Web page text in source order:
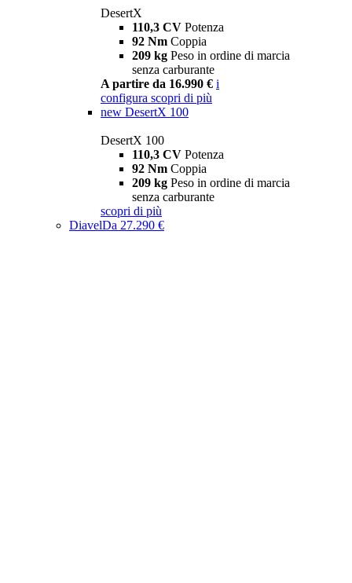
DesertX
110,3 CV Potenza
92 Nm Coppia
209 kg Peso in ordine di marcia
senza carburante
A partire da 16.990 € i
configura scopri di più
new DesertX 100
DesertX 100
110,3 CV Potenza
92 Nm Coppia
209 kg Peso in ordine di marcia
senza carburante
scopri di più
DiavelDa 27.290 €